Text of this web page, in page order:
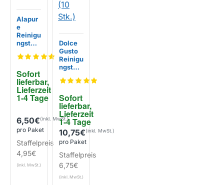
EIGENMARKE
Sofort
lieferbar,
Lieferzeit
1-4 Tage
Alapur
e
Reinigu
ngstabl
geeign
Krups
XS300
0
6,50€
pro Paket
Staffelpreis
4,95€
Sofort
lieferbar,
Lieferzeit
1-4 Tage
Dolce
Gusto
Reinigu
ngstabl
XS300
Krups
(10
Stk.)
10,75€
pro Paket
Staffelpreis
6,75€